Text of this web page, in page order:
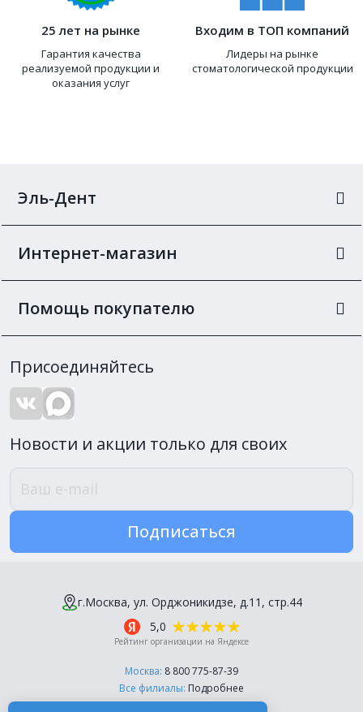
25 лет на рынке
Гарантия качества
реализуемой продукции и
оказания услуг
Входим в ТОП компаний
Лидеры на рынке
стоматологической продукции
Эль-Дент
Интернет-магазин
Помощь покупателю
Присоединяйтесь
Новости и акции только для своих
Подписаться
г.Москва, ул. Орджоникидзе, д.11, стр.44
5,0
Рейтинг организации на Яндексе
Москва: 8 800 775-87-39
Все филиалы: Подробнее
Пн-Пт, с 10:00 до 18:00